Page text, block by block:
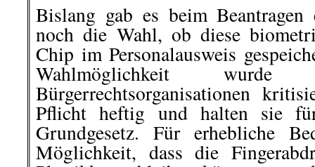
Bislang gab es beim Beantragen
noch die Wahl, ob diese
Chip im Personalausweis
Wahlmöglichkeit wurde
Bürgerrechtsorganisationen
Pflicht heftig und halten sie
Grundgesetz. Für erhebliche
Möglichkeit, dass die